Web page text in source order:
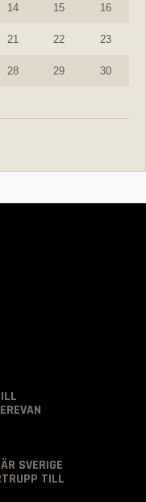
14 15 16
21 22 23
28 29 30
SVERIGE
TILL